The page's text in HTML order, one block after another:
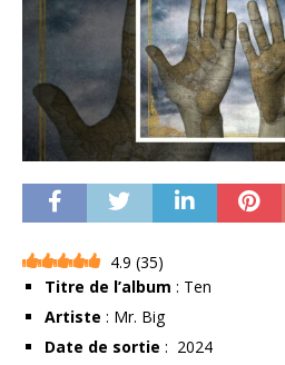
4.9 (35)
Titre de l’album : Ten
Artiste : Mr. Big
Date de sortie : 2024